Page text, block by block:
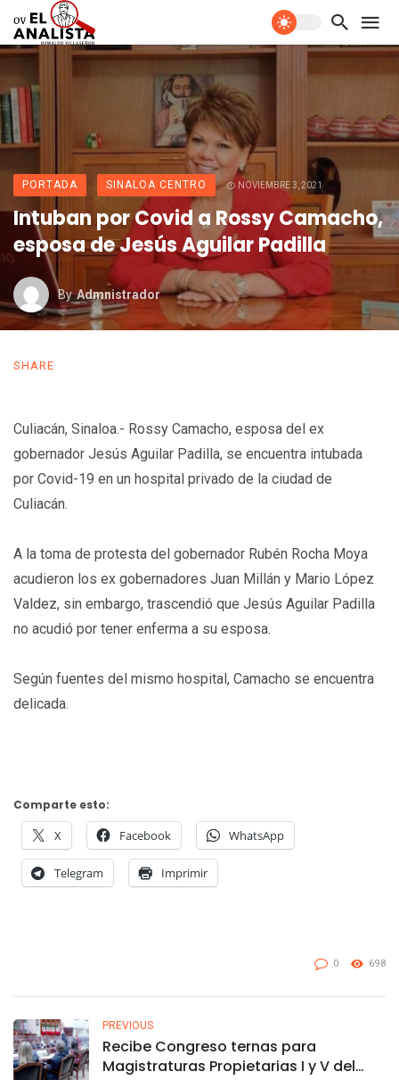
PORTADA SINALOA CENTRO NOVIEMBRE 3, 2021
Intuban por Covid a Rossy Camacho,
esposa de Jesús Aguilar Padilla
By Admnistrador
SHARE
Culiacán, Sinaloa.- Rossy Camacho, esposa del ex
gobernador Jesús Aguilar Padilla, se encuentra intubada
por Covid-19 en un hospital privado de la ciudad de
Culiacán.
A la toma de protesta del gobernador Rubén Rocha Moya
acudieron los ex gobernadores Juan Millán y Mario López
Valdez, sin embargo, trascendió que Jesús Aguilar Padilla
no acudió por tener enferma a su esposa.
Según fuentes del mismo hospital, Camacho se encuentra
delicada.
Comparte esto:
X Facebook WhatsApp
Telegram Imprimir
0 698
PREVIOUS
Recibe Congreso ternas para
Magistraturas Propietarias I y V del